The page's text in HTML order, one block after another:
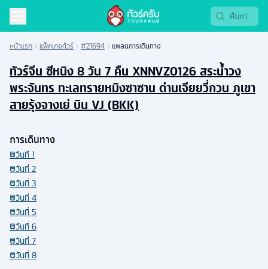
หน้าแรก แพ็คเกจทัวร์ #21694 แพลนการเดินทาง
ทัวร์จีน ซีหนิง 8 วัน 7 คืน XNNVZ0126 สระน้ำวง
พระจันทร ทะเลทรายหมิงซาซาน ด่านเจียยวี่กวน ภูเขา
สายรุ้งจางเย่ บิน VJ (BKK)
การเดินทาง
วันที่ 1
วันที่ 2
วันที่ 3
วันที่ 4
วันที่ 5
วันที่ 6
วันที่ 7
วันที่ 8